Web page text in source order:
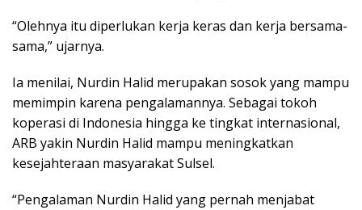
“Olehnya itu diperlukan kerja keras dan kerja bersama-
sama,” ujarnya.
Ia menilai, Nurdin Halid merupakan sosok yang mampu
memimpin karena pengalamannya. Sebagai tokoh
koperasi di Indonesia hingga ke tingkat internasional,
ARB yakin Nurdin Halid mampu meningkatkan
kesejahteraan masyarakat Sulsel.
“Pengalaman Nurdin Halid yang pernah menjabat